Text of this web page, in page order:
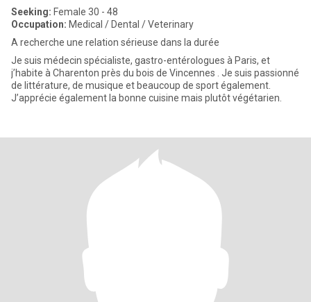
Seeking: Female 30 - 48
Occupation: Medical / Dental / Veterinary
A recherche une relation sérieuse dans la durée
Je suis médecin spécialiste, gastro-entérologues à Paris, et
j’habite à Charenton près du bois de Vincennes . Je suis passionné
de littérature, de musique et beaucoup de sport également.
J’apprécie également la bonne cuisine mais plutôt végétarien.